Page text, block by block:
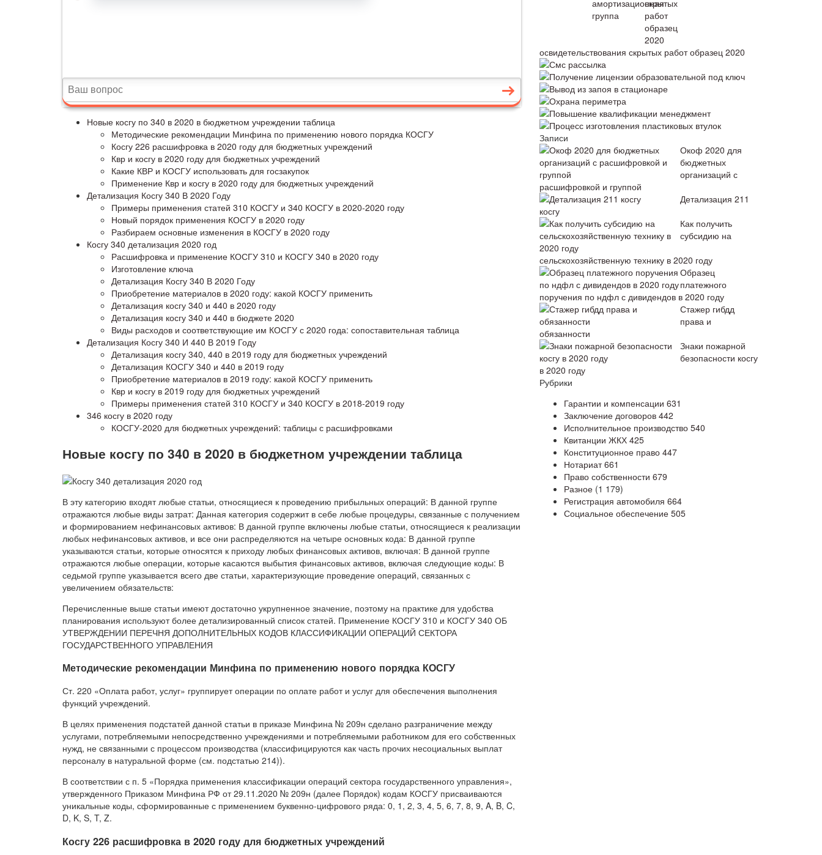
Новые косгу по 340 в 2020 в бюджетном учреждении таблица
Методические рекомендации Минфина по применению нового порядка КОСГУ
Косгу 226 расшифровка в 2020 году для бюджетных учреждений
Квр и косгу в 2020 году для бюджетных учреждений
Какие КВР и КОСГУ использовать для госзакупок
Применение Квр и косгу в 2020 году для бюджетных учреждений
Детализация Косгу 340 В 2020 Году
Примеры применения статей 310 КОСГУ и 340 КОСГУ в 2020-2020 году
Новый порядок применения КОСГУ в 2020 году
Разбираем основные изменения в КОСГУ в 2020 году
Косгу 340 детализация 2020 год
Расшифровка и применение КОСГУ 310 и КОСГУ 340 в 2020 году
Изготовление ключа
Детализация Косгу 340 В 2020 Году
Приобретение материалов в 2020 году: какой КОСГУ применить
Детализация косгу 340 и 440 в 2020 году
Детализация косгу 340 и 440 в бюджете 2020
Виды расходов и соответствующие им КОСГУ с 2020 года: сопоставительная таблица
Детализация Косгу 340 И 440 В 2019 Году
Детализация косгу 340, 440 в 2019 году для бюджетных учреждений
Детализация КОСГУ 340 и 440 в 2019 году
Приобретение материалов в 2019 году: какой КОСГУ применить
Квр и косгу в 2019 году для бюджетных учреждений
Примеры применения статей 310 КОСГУ и 340 КОСГУ в 2018-2019 году
346 косгу в 2020 году
КОСГУ-2020 для бюджетных учреждений: таблицы с расшифровками
Новые косгу по 340 в 2020 в бюджетном учреждении таблица
В эту категорию входят любые статьи, относящиеся к проведению прибыльных операций: В данной группе
отражаются любые виды затрат: Данная категория содержит в себе любые процедуры, связанные с получением
и формированием нефинансовых активов: В данной группе включены любые статьи, относящиеся к реализации
любых нефинансовых активов, и все они распределяются на четыре основных кода: В данной группе
указываются статьи, которые относятся к приходу любых финансовых активов, включая: В данной группе
отражаются любые операции, которые касаются выбытия финансовых активов, включая следующие коды: В
седьмой группе указывается всего две статьи, характеризующие проведение операций, связанных с
увеличением обязательств:
Перечисленные выше статьи имеют достаточно укрупненное значение, поэтому на практике для удобства
планирования используют более детализированный список статей. Применение КОСГУ 310 и КОСГУ 340 ОБ
УТВЕРЖДЕНИИ ПЕРЕЧНЯ ДОПОЛНИТЕЛЬНЫХ КОДОВ КЛАССИФИКАЦИИ ОПЕРАЦИЙ СЕКТОРА
ГОСУДАРСТВЕННОГО УПРАВЛЕНИЯ
Методические рекомендации Минфина по применению нового порядка КОСГУ
Ст. 220 «Оплата работ, услуг» группирует операции по оплате работ и услуг для обеспечения выполнения
функций учреждений.
В целях применения подстатей данной статьи в приказе Минфина № 209н сделано разграничение между
услугами, потребляемыми непосредственно учреждениями и потребляемыми работником для его собственных
нужд, не связанными с процессом производства (классифицируются как часть прочих несоциальных выплат
персоналу в натуральной форме (см. подстатью 214)).
В соответствии с п. 5 «Порядка применения классификации операций сектора государственного управления»,
утвержденного Приказом Минфина РФ от 29.11.2020 № 209н (далее Порядок) кодам КОСГУ присваиваются
уникальные коды, сформированные с применением буквенно-цифрового ряда: 0, 1, 2, 3, 4, 5, 6, 7, 8, 9, A, B, C,
D, K, S, T, Z.
Косгу 226 расшифровка в 2020 году для бюджетных учреждений
освидетельствования скрытых работ образец 2020
Смс рассылка
Получение лицензии образовательной под ключ
Вывод из запоя в стационаре
Охрана периметра
Повышение квалификации менеджмент
Процесс изготовления пластиковых втулок
Записи
Окоф 2020 для
бюджетных
организаций с
расшифровкой и группой
Детализация 211
косгу
Как получить
субсидию на
сельскохозяйственную технику в 2020 году
Образец
платежного
поручения по ндфл с дивидендов в 2020 году
Стажер гибдд
права и
обязанности
Знаки пожарной
безопасности косгу
в 2020 году
Рубрики
Гарантии и компенсации 631
Заключение договоров 442
Исполнительное производство 540
Квитанции ЖКХ 425
Конституционное право 447
Нотариат661
Право собственности 679
Разное (1 179)
Регистрация автомобиля 664
Социальное обеспечение 505